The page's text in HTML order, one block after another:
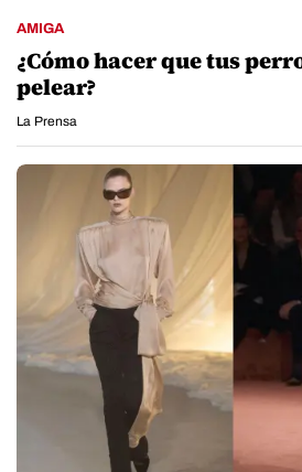
AMIGA
¿Cómo hacer que tus
pelear?
La Prensa